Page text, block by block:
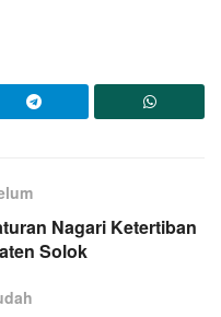
Nagari Ketertiban
Solok